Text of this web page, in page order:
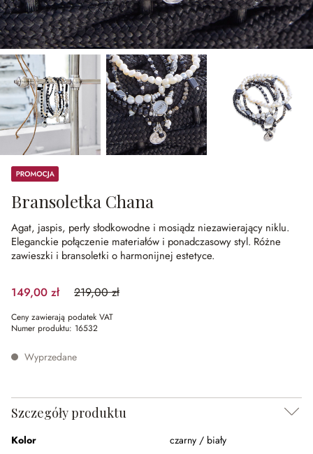
Promocja
Bransoletka Chana
Agat, jaspis, perły słodkowodne i mosiądz niezawierający niklu.
Eleganckie połączenie materiałów i ponadczasowy styl. Różne
zawieszki i bransoletki o harmonijnej estetyce.
149,00 zł 219,00 zł
(31.96%spared)
Ceny zawierają podatek VAT
Numer produktu: 16532
Wyprzedane
Szczegóły produktu
Kolor
czarny / biały